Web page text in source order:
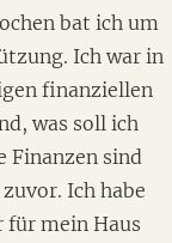
bat ich um
Ich war in
finanziellen
was soll ich
Finanzen sind
Ich habe
für mein Haus